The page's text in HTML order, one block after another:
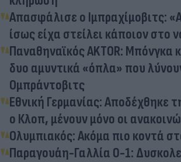
Απασφάλισε ο Ιμπραχίμοβιτς:
ίσως είχα στείλει κάποιον στο
Παναθηναϊκός AKTOR: Μπόνγκα
δυο αμυντικά «όπλα» που
Ομπράντοβιτς
Εθνική Γερμανίας: Αποδέχθηκε
ο Κλοπ, μένουν μόνο οι
Ολυμπιακός: Ακόμα πιο κοντά
Παραγουάη-Γαλλία 0-1: